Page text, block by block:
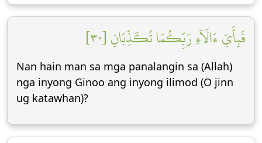
فَبِأَيِّ ءَالَآءِ رَبِّكُمَا تُكَذِّبَانِ [٣٠]
Nan hain man sa mga panalangin sa (Allah)
nga inyong Ginoo ang inyong ilimod (O jinn
ug katawhan)?